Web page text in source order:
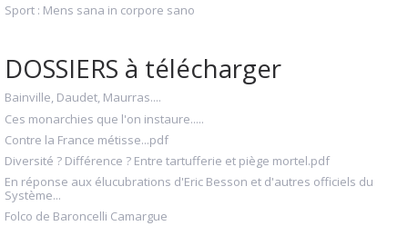
Sport : Mens sana in corpore sano
DOSSIERS à télécharger
Bainville, Daudet, Maurras....
Ces monarchies que l'on instaure.....
Contre la France métisse...pdf
Diversité ? Différence ? Entre tartufferie et piège mortel.pdf
En réponse aux élucubrations d'Eric Besson et d'autres officiels du
Système...
Folco de Baroncelli Camargue